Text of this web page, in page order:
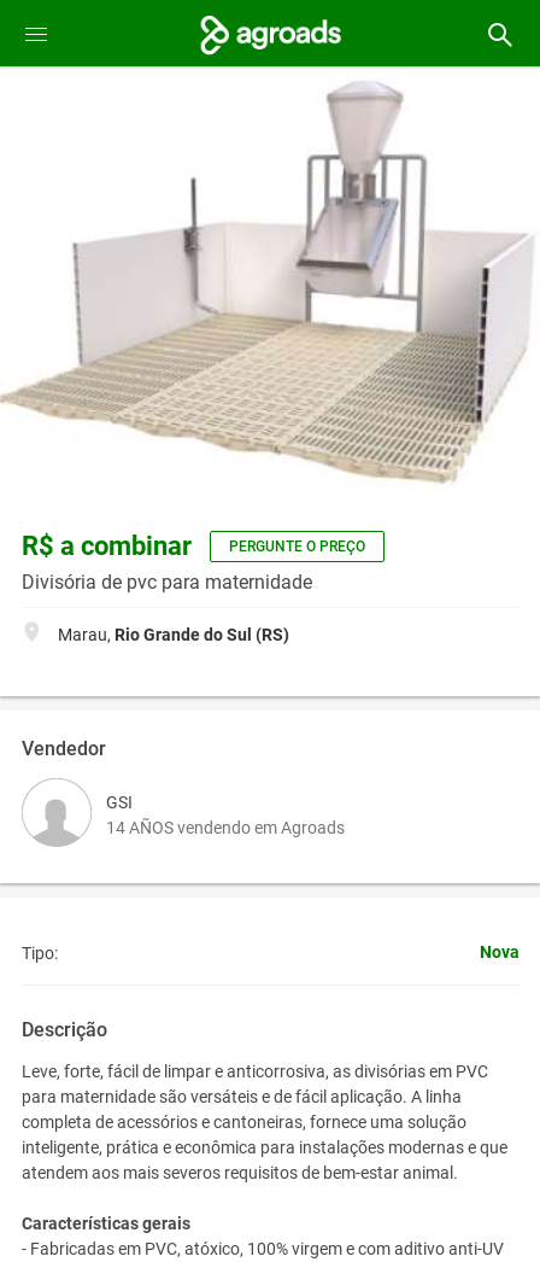
R$ a combinar PERGUNTE O PREÇO
Divisória de pvc para maternidade
Marau, Rio Grande do Sul (RS)
Vendedor
GSI
14 AÑOS vendendo em Agroads
Tipo: Nova
Descrição
Leve, forte, fácil de limpar e anticorrosiva, as divisórias em PVC
para maternidade são versáteis e de fácil aplicação. A linha
completa de acessórios e cantoneiras, fornece uma solução
inteligente, prática e econômica para instalações modernas e que
atendem aos mais severos requisitos de bem-estar animal.
Características gerais
- Fabricadas em PVC, atóxico, 100% virgem e com aditivo anti-UV